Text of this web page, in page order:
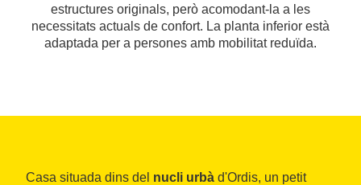
estructures originals, però acomodant-la a les
necessitats actuals de confort. La planta inferior està
adaptada per a persones amb mobilitat reduïda.
Casa situada dins del nucli urbà d'Ordis, un petit